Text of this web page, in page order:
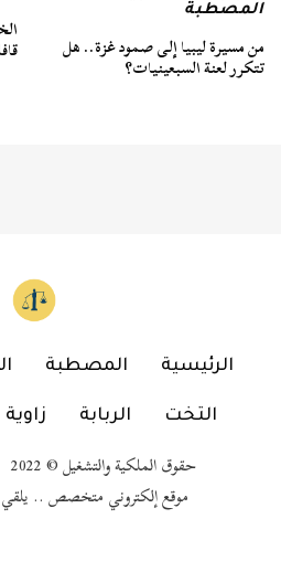
المصطبة
من مسيرة ليبيا إلى صمود غزة.. هل
تتكرر لعنة السبعينيات؟
الرئيسية المصطبة
التخت الربابة زاوية
حقوق الملكية والتشغيل © 2022 كافه الحقوق محفوظة
موقع إلكتروني متخصص ..